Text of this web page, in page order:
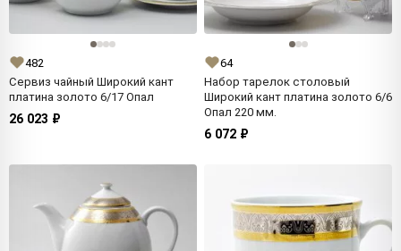
482
Сервиз чайный Широкий кант
платина золото 6/17 Опал
26 023 ₽
64
Набор тарелок столовый
Широкий кант платина золото 6/6
Опал 220 мм.
6 072 ₽